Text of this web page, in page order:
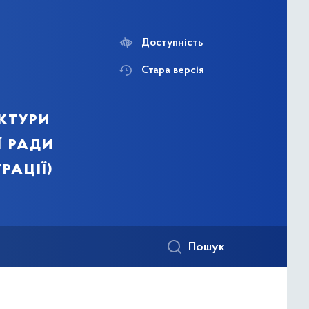
ради
Доступність
Стара версія
Пошук